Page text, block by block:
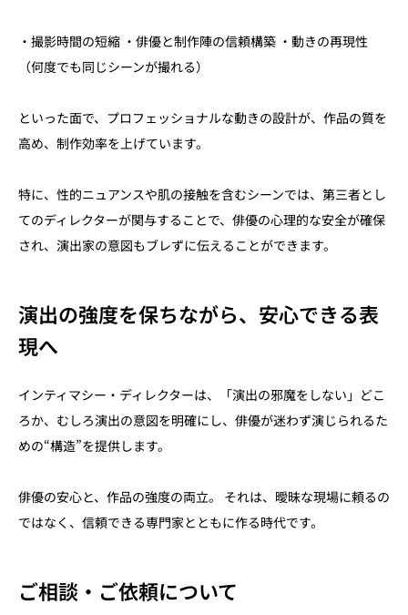
・撮影時間の短縮 ・俳優と制作陣の信頼構築 ・動きの再現性
（何度でも同じシーンが撮れる）
といった面で、プロフェッショナルな動きの設計が、作品の質を
高め、制作効率を上げています。
特に、性的ニュアンスや肌の接触を含むシーンでは、第三者とし
てのディレクターが関与することで、俳優の心理的な安全が確保
され、演出家の意図もブレずに伝えることができます。
演出の強度を保ちながら、安心できる表
現へ
インティマシー・ディレクターは、「演出の邪魔をしない」どこ
ろか、むしろ演出の意図を明確にし、俳優が迷わず演じられるた
めの“構造”を提供します。
俳優の安心と、作品の強度の両立。 それは、曖昧な現場に頼るの
ではなく、信頼できる専門家とともに作る時代です。
ご相談・ご依頼について